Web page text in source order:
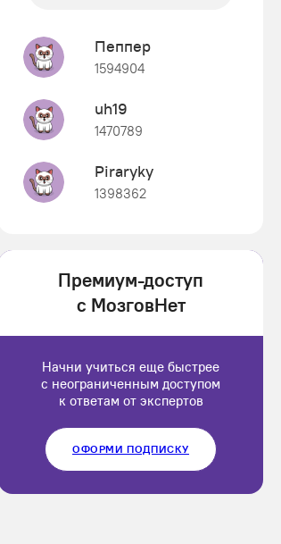
Пеппер
1594904
uh19
1470789
Piraryky
1398362
Luluput
Премиум-доступ
с МозговНет
Начни учиться еще быстрее
с неограниченным доступом
к ответам от экспертов
ОФОРМИ ПОДПИСКУ